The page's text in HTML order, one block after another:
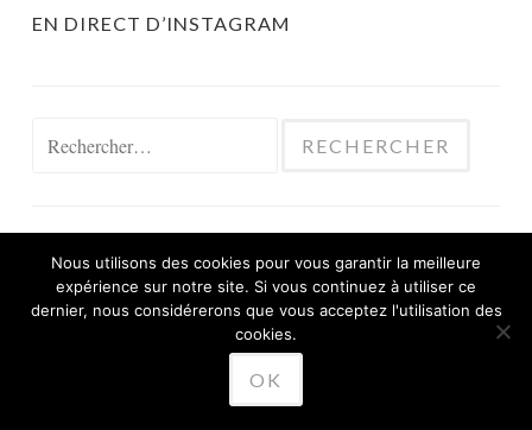
EN DIRECT D’INSTAGRAM
FIÈREMENT PROPULSÉ PAR WORDPRESS
THÈME SKETCH PARWORDPRESS.COM
Nous utilisons des cookies pour vous garantir la meilleure
expérience sur notre site. Si vous continuez à utiliser ce
dernier, nous considérerons que vous acceptez l'utilisation des
cookies.
OK